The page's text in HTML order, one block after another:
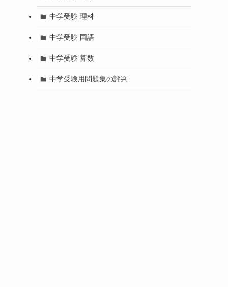
中学受験 理科
中学受験 国語
中学受験 算数
中学受験用問題集の評判